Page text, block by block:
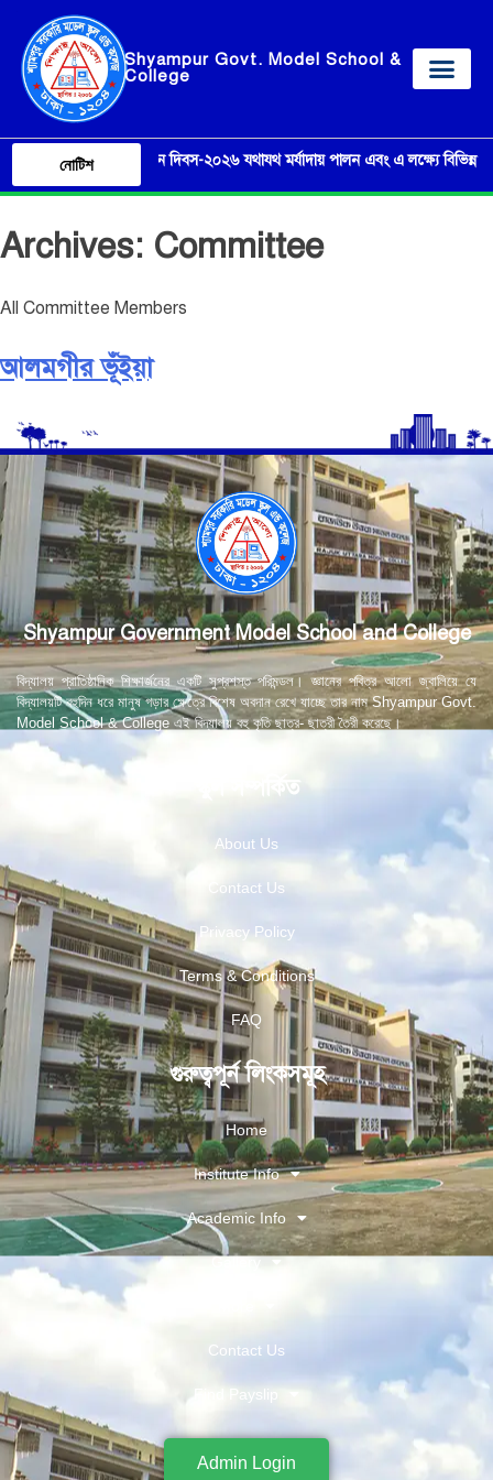
Shyampur Govt. Model School &
College
নোটিশ
‘জুলাই গণঅভ্যুত্থান দিবস-২০২৬ যথাযথ মর্যাদায় পালন এবং এ লক্ষ্যে বিভিন্ন
Archives: Committee
All Committee Members
আলমগীর ভূঁইয়া
Shyampur Government Model School and College
বিদ্যালয় প্রাতিষ্ঠানিক শিক্ষার্জনের একটি সুপ্রশস্ত পরিমন্ডল। জ্ঞানের পবিত্র আলো জ্বালিয়ে যে
বিদ্যালয়টি বহুদিন ধরে মানুষ গড়ার ক্ষেত্রে বিশেষ অবদান রেখে যাচ্ছে তার নাম Shyampur Govt.
Model School & College এই বিদ্যালয় বহু কৃতি ছাত্র- ছাত্রী তৈরী করেছে।
স্কুল সম্পর্কিত
About Us
Contact Us
Privacy Policy
Terms & Conditions
FAQ
গুরুত্বপূর্ন লিংকসমূহ
Home
Institute Info
Academic Info
Gallery
Contact Us
Find Payslip
Admin Login